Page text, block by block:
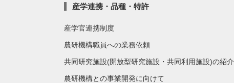
産学連携・品種・特許
産学官連携制度
農研機構職員への業務依頼
共同研究施設(開放型研究施設・共同利用施設)の紹介
農研機構との事業開発に向けて